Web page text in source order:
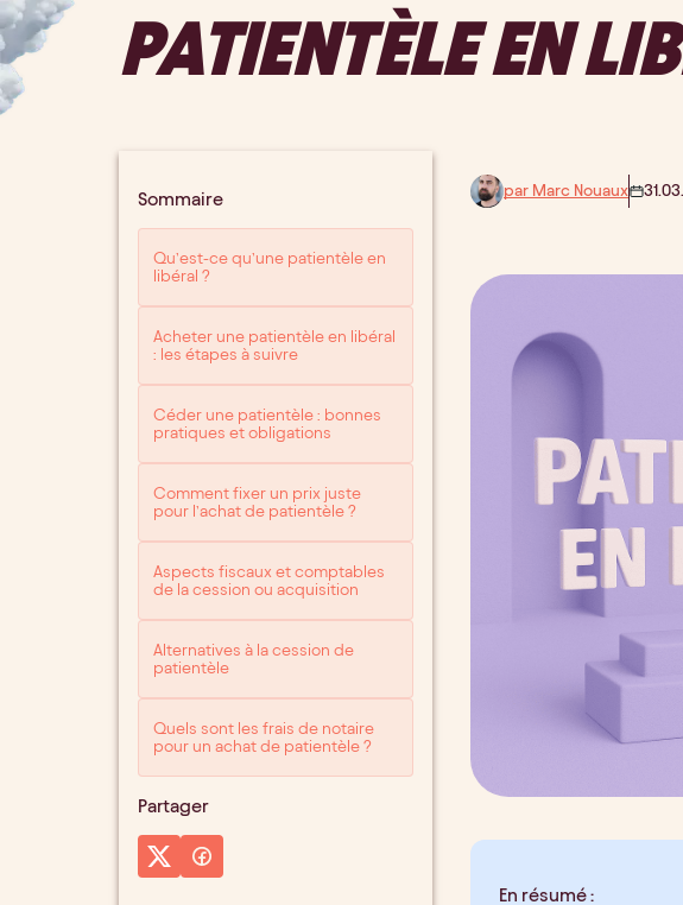
PATIENTÈLE EN
Sommaire
Qu’est-ce qu’une patientèle en
libéral ?
Acheter une patientèle en libéral
: les étapes à suivre
Céder une patientèle : bonnes
pratiques et obligations
Comment fixer un prix juste
pour l’achat de patientèle ?
Aspects fiscaux et comptables
de la cession ou acquisition
Alternatives à la cession de
patientèle
Quels sont les frais de notaire
pour un achat de patientèle ?
Partager
par Marc Nouaux
En résumé :